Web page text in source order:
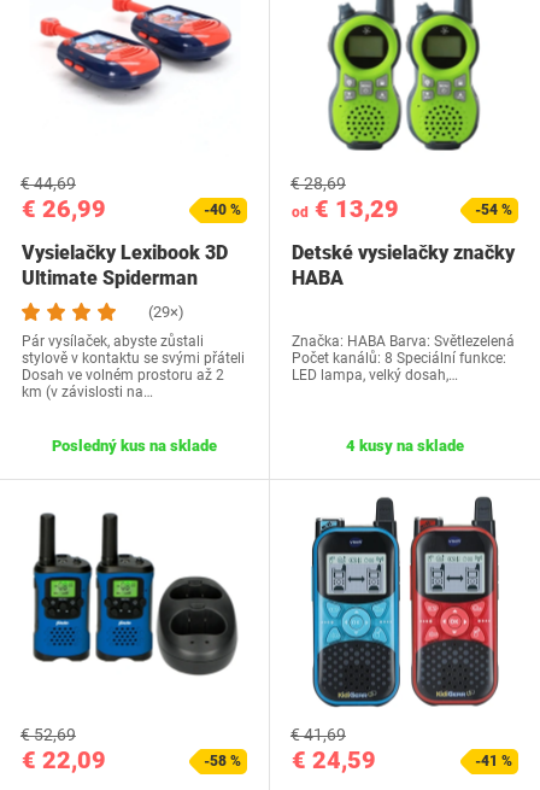
€ 26,99
€ 44,69
-40 %
Vysielačky Lexibook 3D
Ultimate Spiderman
(29×)
Pár vysílaček, abyste zůstali
stylově v kontaktu se svými přáteli
Dosah ve volném prostoru až 2
km (v závislosti na…
Posledný kus na sklade
od € 13,29
€ 28,69
-54 %
Detské vysielačky značky
HABA
Značka: HABA Barva: Světlezelená
Počet kanálů: 8 Speciální funkce:
LED lampa, velký dosah,…
4 kusy na sklade
€ 22,09
€ 52,69
-58 % € 24,59
€ 41,69
-41 %